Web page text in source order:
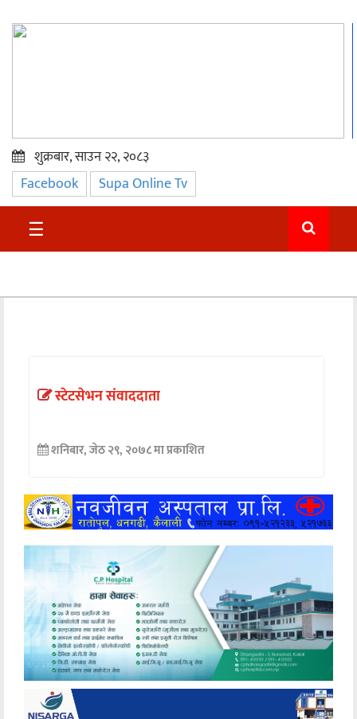
प्रमुख
समाचार
सुदुर
अन्तर्वार्ता
खेलकुद
अन्य
शुक्रबार, साउन २२, २०८३
Facebook Supa Online Tv
☰
स्टेटसेभन संवाददाता
शनिबार, जेठ २९, २०७८ मा प्रकाशित